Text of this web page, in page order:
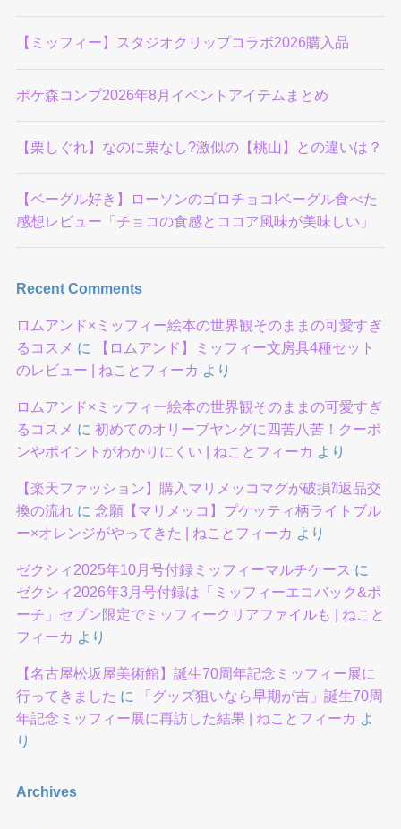
【ミッフィー】スタジオクリップコラボ2026購入品
ポケ森コンプ2026年8月イベントアイテムまとめ
【栗しぐれ】なのに栗なし?激似の【桃山】との違いは？
【ベーグル好き】ローソンのゴロチョコ!ベーグル食べた
感想レビュー「チョコの食感とココア風味が美味しい」
Recent Comments
ロムアンド×ミッフィー絵本の世界観そのままの可愛すぎ
るコスメ に
【ロムアンド】ミッフィー文房具4種セット
のレビュー | ねことフィーカ より
ロムアンド×ミッフィー絵本の世界観そのままの可愛すぎ
るコスメ に 初めてのオリーブヤングに四苦八苦！クーポ
ンやポイントがわかりにくい | ねことフィーカ より
【楽天ファッション】購入マリメッコマグが破損⁈返品交
換の流れに 念願【マリメッコ】プケッティ柄ライトブル
ー×オレンジがやってきた | ねことフィーカ より
ゼクシィ2025年10月号付録ミッフィーマルチケース に
ゼクシィ2026年3月号付録は「ミッフィーエコバック&ポ
ーチ」セブン限定でミッフィークリアファイルも | ねこと
フィーカ より
【名古屋松坂屋美術館】誕生70周年記念ミッフィー展に
行ってきました に
「グッズ狙いなら早期が吉」誕生70周
年記念ミッフィー展に再訪した結果 | ねことフィーカ よ
り
Archives